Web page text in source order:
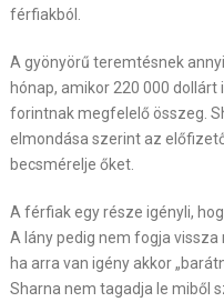
férfiakból.
A gyönyörű teremtésnek
hónap, amikor 220 000
forintnak megfelelő összeg.
elmondása szerint az
becsmérelje őket.
A férfiak egy része igényli,
A lány pedig nem fogja
ha arra van igény akkor
Sharna nem tagadja le miből